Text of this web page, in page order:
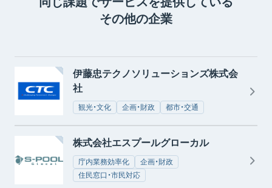
その他の企業
伊藤忠テクノソリューションズ株式会
社
観光・文化 企画・財政 都市・交通
株式会社エスプールグローカル
庁内業務効率化
企画・財政
住民窓口・市民対応